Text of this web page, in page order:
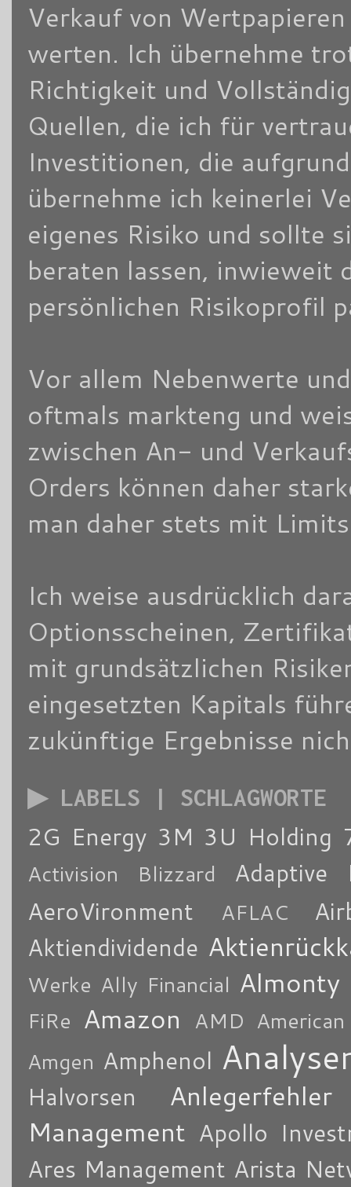
Verkauf von
werten. Ich übernehme
Richtigkeit und
Quellen, die ich für
Investitionen, die
übernehme ich keinerlei
eigenes Risiko und sollte
beraten lassen, inwieweit
persönlichen Risikoprofil
Vor allem Nebenwerte
oftmals markteng und
zwischen An- und
Orders können daher
man daher stets mit
Ich weise ausdrücklich
Optionsscheinen,
mit grundsätzlichen
eingesetzten Kapitals
zukünftige Ergebnisse
▶ LABELS | SCHLAGWORTE
2G Energy 3M 3U Holding
Activision Blizzard
Adaptive
AeroVironment
AFLAC
Aktiendividende
Werke Ally Financial Almonty
FiRe Amazon AMD
Amgen Amphenol
Halvorsen
Anlegerfehler
Management Apollo
Ares Management Arista